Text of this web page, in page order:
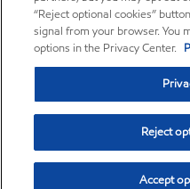
“Reject optional cookies”
signal from your browser. You
options in the Privacy Center.
Reject
Accept